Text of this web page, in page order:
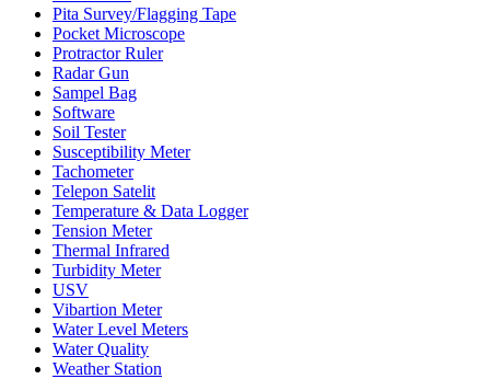
Pita Survey/Flagging Tape
Pocket Microscope
Protractor Ruler
Radar Gun
Sampel Bag
Software
Soil Tester
Susceptibility Meter
Tachometer
Telepon Satelit
Temperature & Data Logger
Tension Meter
Thermal Infrared
Turbidity Meter
USV
Vibartion Meter
Water Level Meters
Water Quality
Weather Station